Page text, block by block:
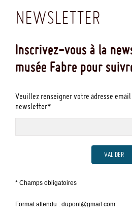
NEWSLETTER
Inscrivez-vous à la
musée Fabre pour
Veuillez renseigner votre adresse
newsletter*
VALIDER
* Champs obligatoires
Format attendu : dupont@gmail.com